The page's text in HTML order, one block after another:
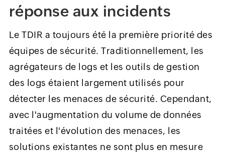
réponse aux incidents
Le TDIR a toujours été la première priorité des
équipes de sécurité. Traditionnellement, les
agrégateurs de logs et les outils de gestion
des logs étaient largement utilisés pour
détecter les menaces de sécurité. Cependant,
avec l'augmentation du volume de données
traitées et l'évolution des menaces, les
solutions existantes ne sont plus en mesure